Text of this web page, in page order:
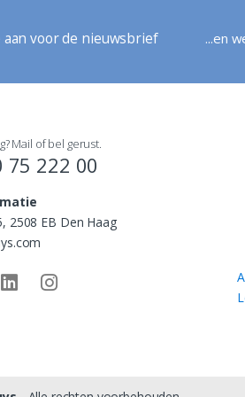
geserveerd
En mag je kleding
en
aan voor de nieuwsbrief ...en
Mail of bel gerust.
75 222 00
2508 EB Den Haag